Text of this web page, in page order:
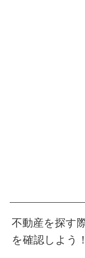
不動産を探す
を確認しよう！